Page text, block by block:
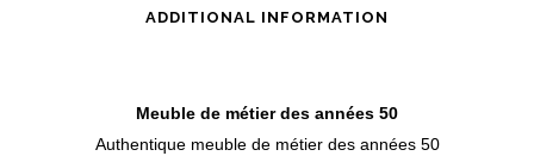
ADDITIONAL INFORMATION
Meuble de métier des années 50
Authentique meuble de métier des années 50